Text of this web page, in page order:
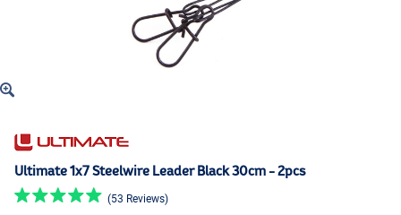
Ultimate 1x7 Steelwire Leader Black 30cm - 2pcs
(53 Reviews)